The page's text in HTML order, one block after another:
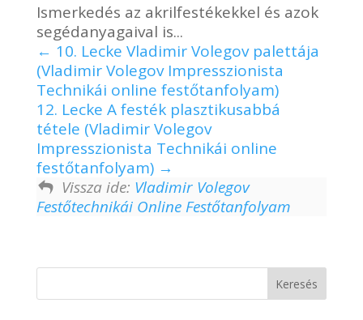
Ismerkedés az akrilfestékekkel és azok
segédanyagaival is...
10. Lecke Vladimir Volegov palettája
(Vladimir Volegov Impresszionista
Technikái online festőtanfolyam)
12. Lecke A festék plasztikusabbá
tétele (Vladimir Volegov
Impresszionista Technikái online
festőtanfolyam)
Vissza ide: Vladimir Volegov
Festőtechnikái Online Festőtanfolyam